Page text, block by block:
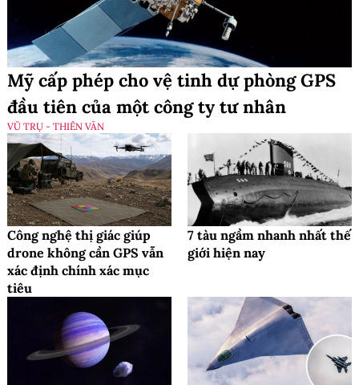
Mỹ cấp phép cho vệ tinh dự phòng GPS
đầu tiên của một công ty tư nhân
VŨ TRỤ - THIÊN VĂN
Công nghệ thị giác giúp
drone không cần GPS vẫn
xác định chính xác mục
tiêu
7 tàu ngầm nhanh nhất thế
giới hiện nay